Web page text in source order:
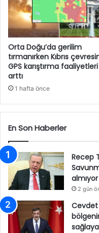
Orta Doğu’da gerilim
tırmanırken Kıbrıs
GPS karıştırma faaliyetleri
arttı
1 hafta önce
En Son Haberler
Recep
almıyor
2 gün
Cevdet